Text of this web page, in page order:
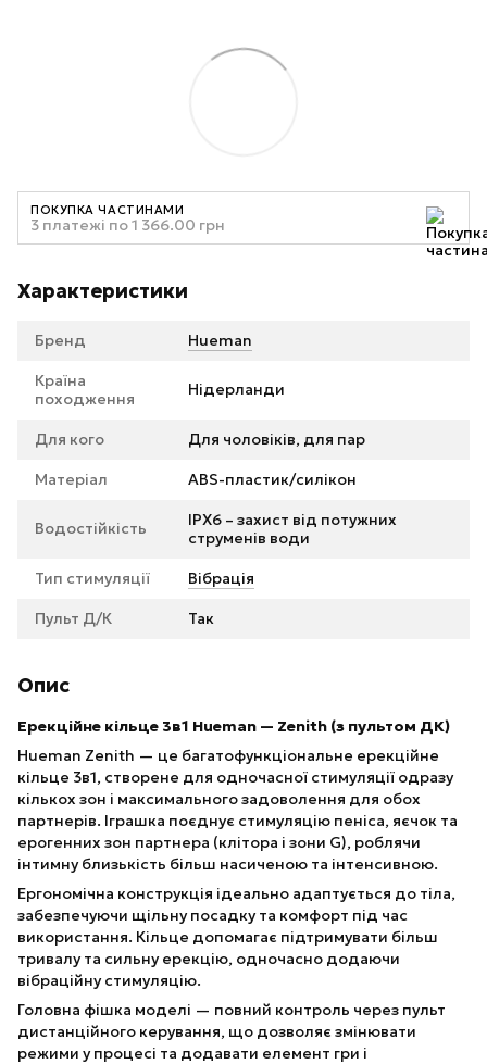
ПОКУПКА ЧАСТИНАМИ
3 платежі по 1 366.00 грн
Характеристики
Бренд Hueman
Країна
походження
Нідерланди
Для кого Для чоловіків, для пар
Матеріал ABS-пластик/силікон
Водостійкість
IPX6 – захист від потужних
струменів води
Тип стимуляції Вібрація
Пульт Д/К Так
Опис
Ерекційне кільце 3в1 Hueman — Zenith (з пультом ДК)
Hueman Zenith — це багатофункціональне ерекційне
кільце 3в1, створене для одночасної стимуляції одразу
кількох зон і максимального задоволення для обох
партнерів. Іграшка поєднує стимуляцію пеніса, яєчок та
ерогенних зон партнера (клітора і зони G), роблячи
інтимну близькість більш насиченою та інтенсивною.
Ергономічна конструкція ідеально адаптується до тіла,
забезпечуючи щільну посадку та комфорт під час
використання. Кільце допомагає підтримувати більш
тривалу та сильну ерекцію, одночасно додаючи
вібраційну стимуляцію.
Головна фішка моделі — повний контроль через пульт
дистанційного керування, що дозволяє змінювати
режими у процесі та додавати елемент гри і